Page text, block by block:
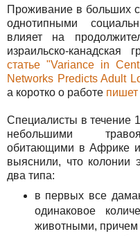
Проживание в больших
однотипными
влияет на
израильско-канадская
статье "Variance in
Networks Predicts Adult
а коротко о работе пишет
Специалисты в течение
небольшими
обитающими в Африке
выяснили, что колонии
два типа:
в первых все
одинаковое
животными, причем